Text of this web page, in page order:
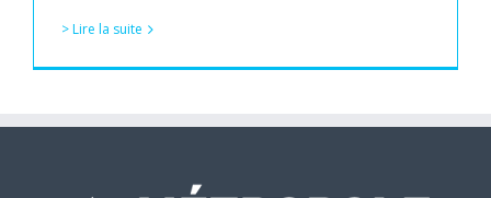
> Lire la suite